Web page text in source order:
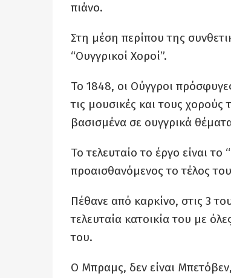
πιάνο.
Στη μέση περίπου της
“Ουγγρικοί Χοροί”.
Το 1848, οι Ούγγροι
τις μουσικές και τους χορούς
βασισμένα σε ουγγρικά
Το τελευταίο το έργο είναι
προαισθανόμενος το τέλος
Πέθανε από καρκίνο, στις 3
τελευταία κατοικία του με
του.
Ο Μπραμς, δεν είναι